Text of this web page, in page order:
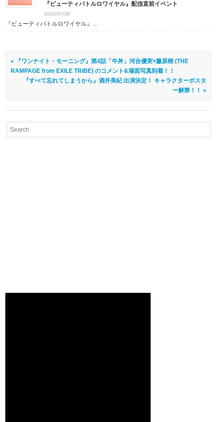
『ビューティバトルロワイヤル』配信直前イベント
2026/07/30
『ビューティバトルロワイヤル』...
« 『ワンナイト・モーニング』第4話「牛丼」河合優実×藤原樹 (THE
RAMPAGE from EXILE TRIBE) のコメント&場面写真到着！！
『すべて忘れてしまうから』酒井美紀 出演決定！ キャラクターポスタ
ー解禁！！ »